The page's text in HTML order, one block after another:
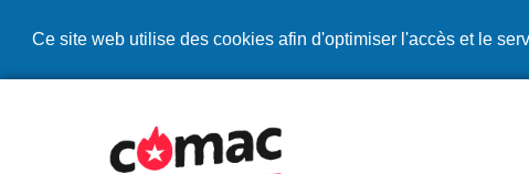
Ce site web utilise des cookies afin d'optimiser l'accès et le